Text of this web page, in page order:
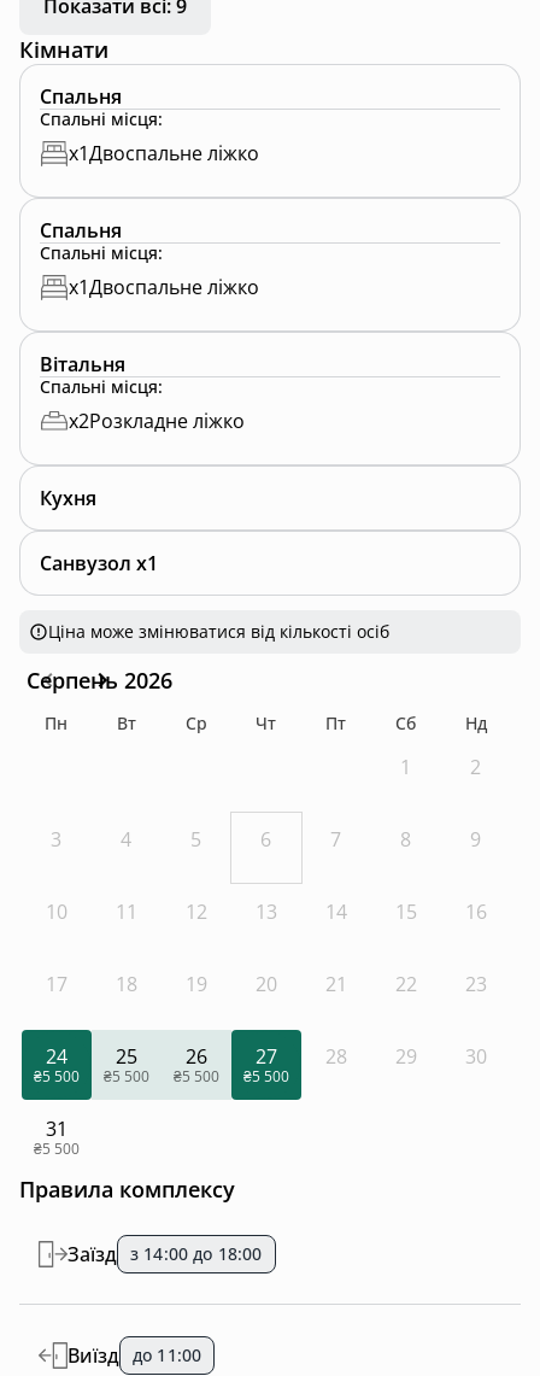
Показати всі: 9
Кімнати
Спальня
Спальні місця:
x1Двоспальне ліжко
Спальня
Спальні місця:
x1Двоспальне ліжко
Вітальня
Спальні місця:
x2Розкладне ліжко
Кухня
Санвузол x1
Ціна може змінюватися від кількості осіб
Серпень 2026
Пн Вт Ср Чт Пт Сб Нд
1 2
3 4 5 6 7 8 9
10 11 12 13 14 15 16
17 18 19 20 21 22 23
24
₴5 500
25
₴5 500
26
₴5 500
27
₴5 500
28 29 30
31
₴5 500
Правила комплексу
Заїзд з 14:00 до 18:00
Виїзд до 11:00